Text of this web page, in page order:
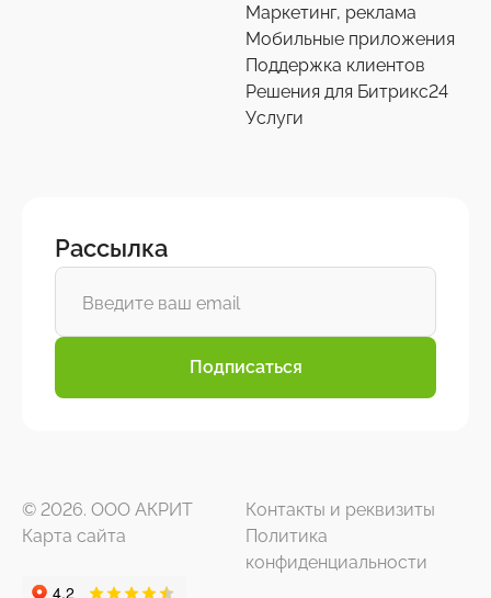
Маркетинг, реклама
Мобильные приложения
Поддержка клиентов
Решения для Битрикс24
Услуги
Рассылка
Подписаться
© 2026. ООО АКРИТ
Контакты и реквизиты
Карта сайта
Политика
конфиденциальности